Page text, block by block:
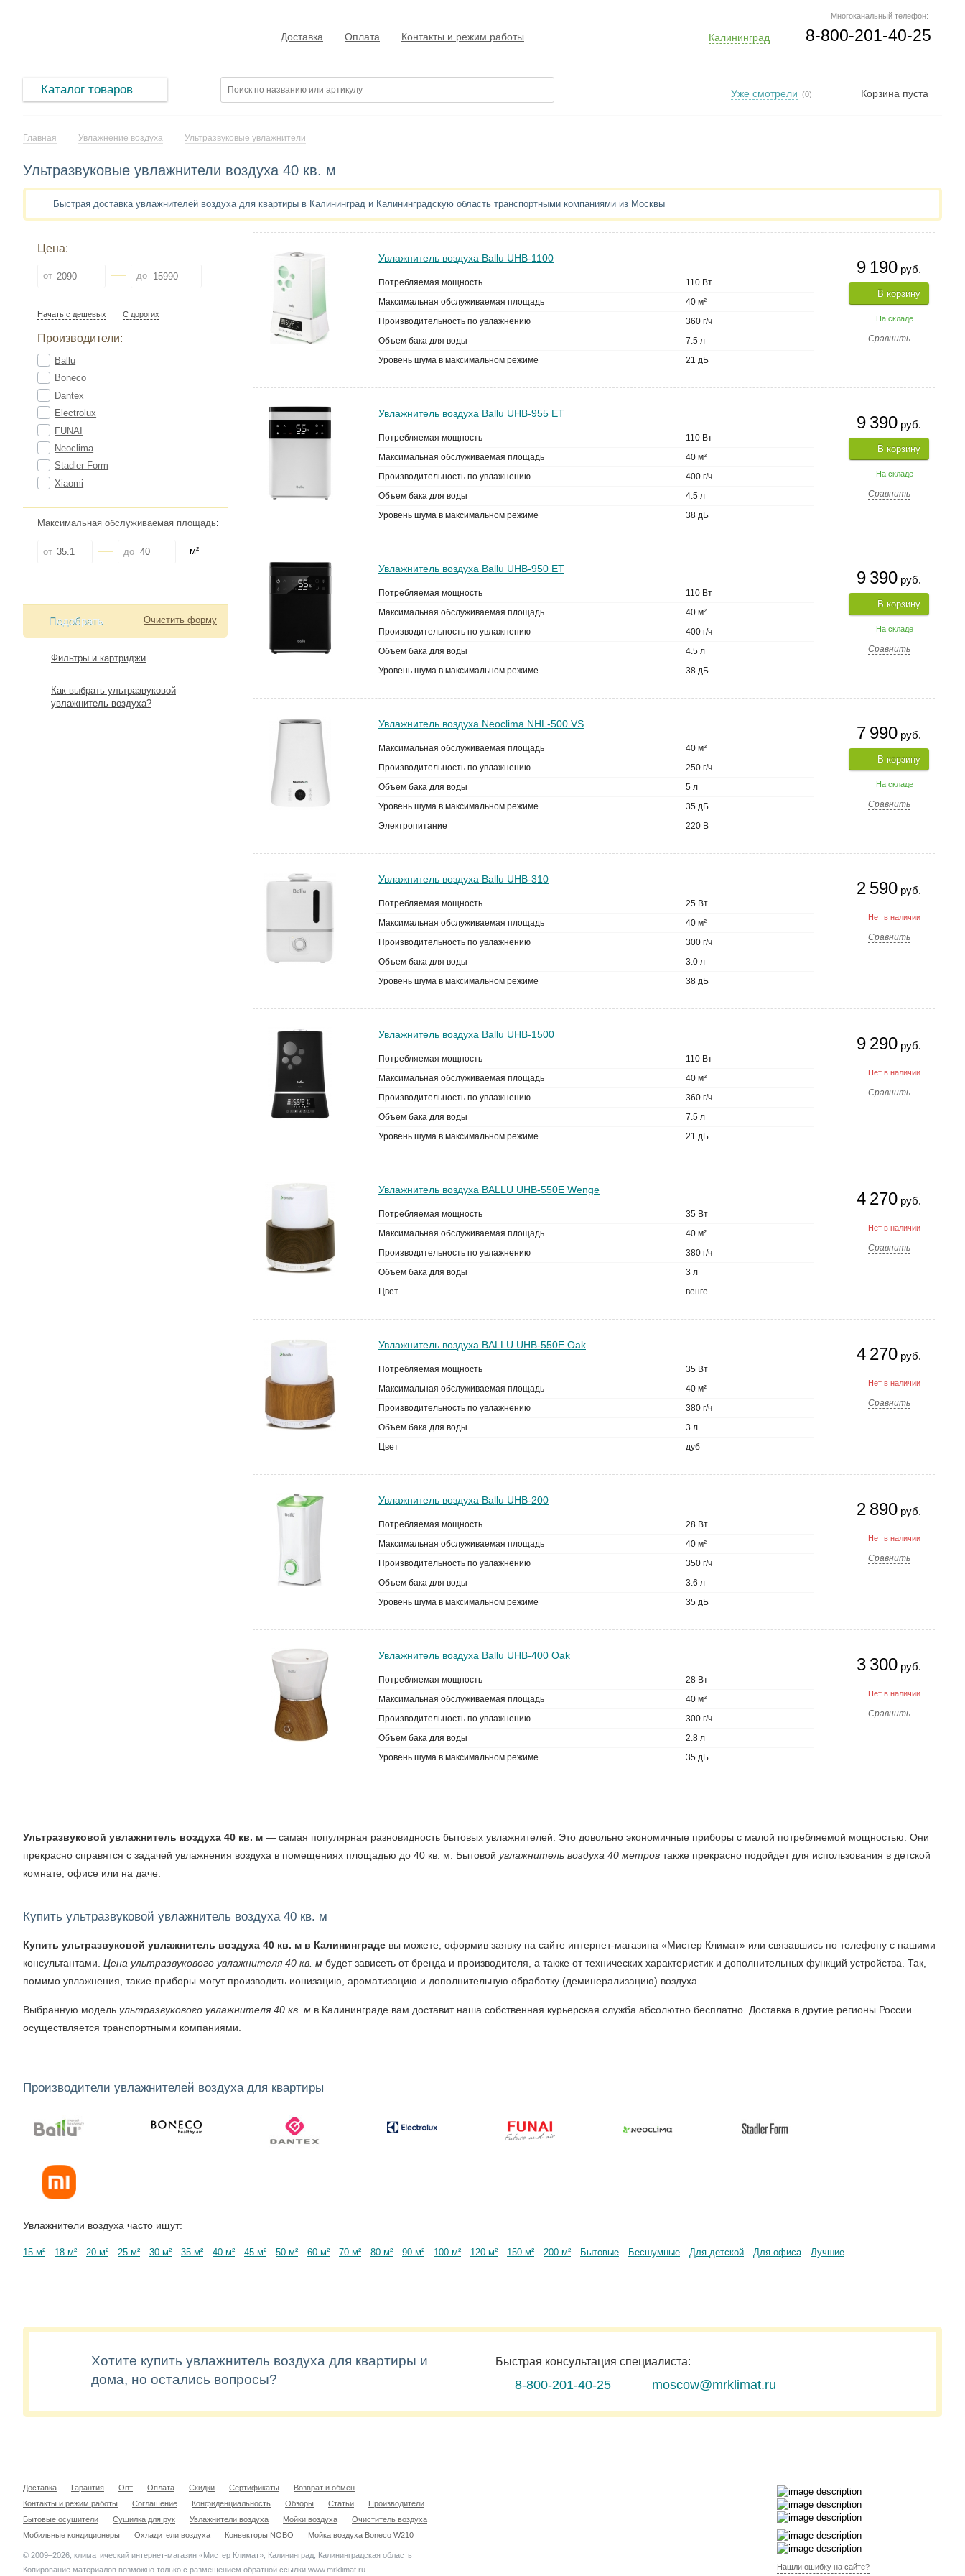
Многоканальный телефон:
8-800-201-40-25
Калининград
Доставка Оплата Контакты и режим работы
Каталог товаров Корзина пуста
Уже смотрели (0)
Главная Увлажнение воздуха Ультразвуковые увлажнители
Ультразвуковые увлажнители воздуха 40 кв. м
Быстрая доставка увлажнителей воздуха для квартиры в Калининград и Калининградскую область транспортными компаниями из Москвы
Цена:
от до
Начать с дешевых С дорогих
Производители:
Ballu
Boneco
Dantex
Electrolux
FUNAI
Neoclima
Stadler Form
Xiaomi
Максимальная обслуживаемая площадь:
от до м²
Очистить форму
Подобрать
Фильтры и картриджи
Как выбрать ультразвуковой
увлажнитель воздуха?
9 190 руб.
В корзину
На складе
Сравнить
Увлажнитель воздуха Ballu UHB-1100
Потребляемая мощность
110 Вт
Максимальная обслуживаемая площадь
40 м²
Производительность по увлажнению
360 г/ч
Объем бака для воды
7.5 л
Уровень шума в максимальном режиме
21 дБ
9 390 руб.
В корзину
На складе
Сравнить
Увлажнитель воздуха Ballu UHB-955 ET
Потребляемая мощность
110 Вт
Максимальная обслуживаемая площадь
40 м²
Производительность по увлажнению
400 г/ч
Объем бака для воды
4.5 л
Уровень шума в максимальном режиме
38 дБ
9 390 руб.
В корзину
На складе
Сравнить
Увлажнитель воздуха Ballu UHB-950 ET
Потребляемая мощность
110 Вт
Максимальная обслуживаемая площадь
40 м²
Производительность по увлажнению
400 г/ч
Объем бака для воды
4.5 л
Уровень шума в максимальном режиме
38 дБ
7 990 руб.
В корзину
На складе
Сравнить
Увлажнитель воздуха Neoclima NHL-500 VS
Максимальная обслуживаемая площадь
40 м²
Производительность по увлажнению
250 г/ч
Объем бака для воды
5 л
Уровень шума в максимальном режиме
35 дБ
Электропитание
220 В
2 590 руб.
Нет в наличии
Сравнить
Увлажнитель воздуха Ballu UHB-310
Потребляемая мощность
25 Вт
Максимальная обслуживаемая площадь
40 м²
Производительность по увлажнению
300 г/ч
Объем бака для воды
3.0 л
Уровень шума в максимальном режиме
38 дБ
9 290 руб.
Нет в наличии
Сравнить
Увлажнитель воздуха Ballu UHB-1500
Потребляемая мощность
110 Вт
Максимальная обслуживаемая площадь
40 м²
Производительность по увлажнению
360 г/ч
Объем бака для воды
7.5 л
Уровень шума в максимальном режиме
21 дБ
4 270 руб.
Нет в наличии
Сравнить
Увлажнитель воздуха BALLU UHB-550E Wenge
Потребляемая мощность
35 Вт
Максимальная обслуживаемая площадь
40 м²
Производительность по увлажнению
380 г/ч
Объем бака для воды
3 л
Цвет
венге
4 270 руб.
Нет в наличии
Сравнить
Увлажнитель воздуха BALLU UHB-550E Oak
Потребляемая мощность
35 Вт
Максимальная обслуживаемая площадь
40 м²
Производительность по увлажнению
380 г/ч
Объем бака для воды
3 л
Цвет
дуб
2 890 руб.
Нет в наличии
Сравнить
Увлажнитель воздуха Ballu UHB-200
Потребляемая мощность
28 Вт
Максимальная обслуживаемая площадь
40 м²
Производительность по увлажнению
350 г/ч
Объем бака для воды
3.6 л
Уровень шума в максимальном режиме
35 дБ
3 300 руб.
Нет в наличии
Сравнить
Увлажнитель воздуха Ballu UHB-400 Oak
Потребляемая мощность
28 Вт
Максимальная обслуживаемая площадь
40 м²
Производительность по увлажнению
300 г/ч
Объем бака для воды
2.8 л
Уровень шума в максимальном режиме
35 дБ
Ультразвуковой увлажнитель воздуха 40 кв. м — самая популярная разновидность бытовых увлажнителей. Это довольно экономичные приборы с малой потребляемой мощностью. Они
прекрасно справятся с задачей увлажнения воздуха в помещениях площадью до 40 кв. м. Бытовой увлажнитель воздуха 40 метров также прекрасно подойдет для использования в детской
комнате, офисе или на даче.
Купить ультразвуковой увлажнитель воздуха 40 кв. м
Купить ультразвуковой увлажнитель воздуха 40 кв. м в Калининграде вы можете, оформив заявку на сайте интернет-магазина «Мистер Климат» или связавшись по телефону с нашими
консультантами. Цена ультразвукового увлажнителя 40 кв. м будет зависеть от бренда и производителя, а также от технических характеристик и дополнительных функций устройства. Так,
помимо увлажнения, такие приборы могут производить ионизацию, ароматизацию и дополнительную обработку (деминерализацию) воздуха.
Выбранную модель ультразвукового увлажнителя 40 кв. м в Калининграде вам доставит наша собственная курьерская служба абсолютно бесплатно. Доставка в другие регионы России
осуществляется транспортными компаниями.
Производители увлажнителей воздуха для квартиры
Увлажнители воздуха часто ищут:
15 м² 18 м² 20 м² 25 м² 30 м² 35 м² 40 м² 45 м² 50 м² 60 м² 70 м² 80 м² 90 м² 100 м² 120 м² 150 м² 200 м² Бытовые Бесшумные Для детской Для офиса Лучшие
Хотите купить увлажнитель воздуха для квартиры и
дома, но остались вопросы?
Быстрая консультация специалиста:
8-800-201-40-25 moscow@mrklimat.ru
Доставка Гарантия Опт Оплата Скидки Сертификаты
Возврат и обмен
Контакты и режим работы
Соглашение Конфиденциальность Обзоры Статьи
Производители
Бытовые осушители
Сушилка для рук Увлажнители воздуха Мойки воздуха
Очиститель воздуха
Мобильные кондиционеры
Охладители воздуха Конвекторы NOBO Мойка воздуха Boneco W210
© 2009–2026, климатический интернет-магазин «Мистер Климат», Калининград, Калининградская область
Копирование материалов возможно только с размещением обратной ссылки www.mrklimat.ru
Нашли ошибку на сайте?